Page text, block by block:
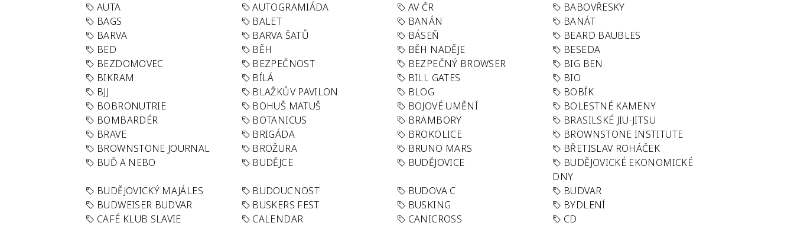
AUTA
AUTOGRAMIÁDA AV ČR
BABOVŘESKY
BAGS
BALET BANÁN
BANÁT
BARVA
BARVA ŠATŮ BÁSEŇ
BEARD BAUBLES
BED
BĚH BĚH NADĚJE
BESEDA
BEZDOMOVEC
BEZPEČNOST BEZPEČNÝ BROWSER
BIG BEN
BIKRAM
BÍLÁ BILL GATES
BIO
BJJ
BLAŽKŮV PAVILON BLOG
BOBÍK
BOBRONUTRIE
BOHUŠ MATUŠ BOJOVÉ UMĚNÍ
BOLESTNÉ KAMENY
BOMBARDÉR
BOTANICUS BRAMBORY
BRASILSKÉ JIU-JITSU
BRAVE
BRIGÁDA BROKOLICE
BROWNSTONE INSTITUTE
BROWNSTONE JOURNAL
BROŽURA BRUNO MARS
BŘETISLAV ROHÁČEK
BUĎ A NEBO
BUDĚJCE BUDĚJOVICE
BUDĚJOVICKÉ EKONOMICKÉ
DNY
BUDĚJOVICKÝ MAJÁLES
BUDOUCNOST BUDOVA C
BUDVAR
BUDWEISER BUDVAR
BUSKERS FEST BUSKING
BYDLENÍ
CAFÉ KLUB SLAVIE
CALENDAR CANICROSS
CD